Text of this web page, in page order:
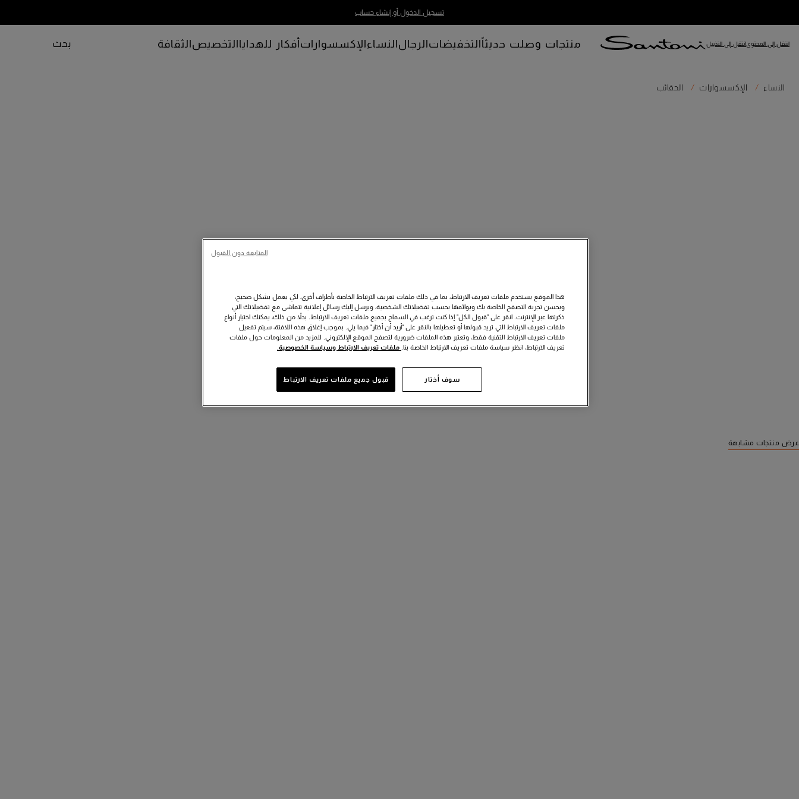
تسجيل الدخول أو إنشاء حساب
انتقل إلى المحتوىانتقل إلى التذييل منتجات وصلت حديثاًالتخفيضاتالرجالالنساءالإكسسواراتأفكار للهداياالتخصيصالثقافة بحث
النساء الإكسسوارات الحقائب
عرض منتجات مشابهة
هذا الموقع يستخدم ملفات تعريف الارتباط، بما في ذلك ملفات تعريف الارتباط الخاصة بأطراف أخرى، لكي يعمل بشكل صحيح،
ويحسن تجربة التصفح الخاصة بك ويوائمها بحسب تفضيلاتك الشخصية، ويرسل إليك رسائل إعلانية تتماشى مع تفضيلاتك التي
ذكرتها عبر الإنترنت. انقر على "قبول الكل" إذا كنت ترغب في السماح بجميع ملفات تعريف الارتباط. بدلاً من ذلك، يمكنك اختيار أنواع
ملفات تعريف الارتباط التي تريد قبولها أو تعطيلها بالنقر على "أريد أن أختار" فيما يلي. بموجب إغلاق هذه اللافتة، سيتم تفعيل
ملفات تعريف الارتباط التقنية فقط، وتعتبر هذه الملفات ضرورية لتصفح الموقع الإلكتروني. للمزيد من المعلومات حول ملفات
تعريف الارتباط، انظر سياسة ملفات تعريف الارتباط الخاصة بنا. ملفات تعريف الارتباط وسياسة الخصوصية.
سوف أختار قبول جميع ملفات تعريف الارتباط
المتابعة دون القبول